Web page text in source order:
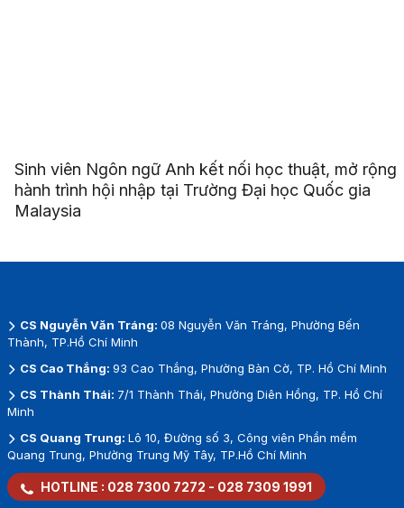
Sinh viên Ngôn ngữ Anh kết nối học thuật, mở rộng
hành trình hội nhập tại Trường Đại học Quốc gia
Malaysia
CS Nguyễn Văn Tráng: 08 Nguyễn Văn Tráng, Phường Bến
Thành, TP.Hồ Chí Minh
CS Cao Thắng: 93 Cao Thắng, Phường Bàn Cờ, TP. Hồ Chí Minh
CS Thành Thái: 7/1 Thành Thái, Phường Diên Hồng, TP. Hồ Chí
Minh
CS Quang Trung: Lô 10, Đường số 3, Công viên Phần mềm
Quang Trung, Phường Trung Mỹ Tây, TP.Hồ Chí Minh
HOTLINE : 028 7300 7272 - 028 7309 1991